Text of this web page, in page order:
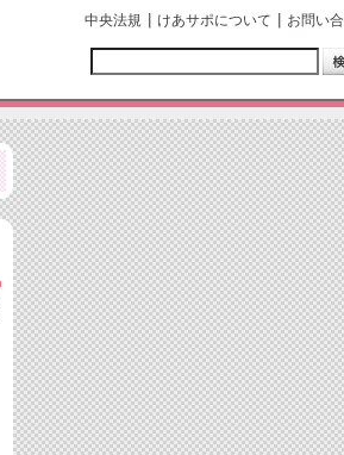
中央法規 けあサポについて お問い